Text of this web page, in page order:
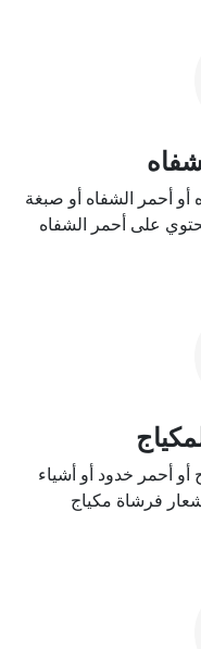
أو أحمر الشفاه أو صبغة
أحمر خدود أو أشياء